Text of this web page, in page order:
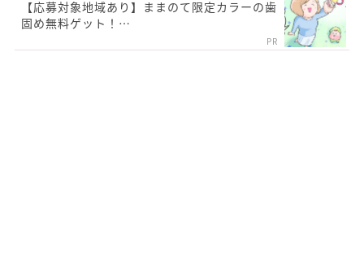
【応募対象地域あり】ままのて限定カラーの歯
固め無料ゲット！…
PR